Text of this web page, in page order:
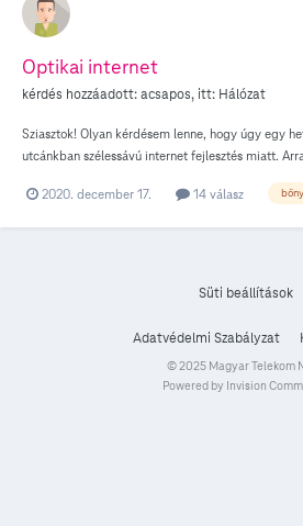
Optikai internet
kérdés hozzáadott:acsapos, itt: Hálózat
Sziasztok! Olyan kérdésem lenne, hogy úgy egy
utcánkban szélessávú internet fejlesztés miatt.
még azt sem tudták, hogy fejlesztenek e vagy
2020. december 17. 14 válasz bőny
Süti beállítások
Adatvédelmi Szabályzat
© 2025 Magyar Telekom
Powered by Invision